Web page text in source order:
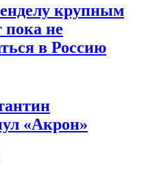
крупным
не
в Россию
«Акрон»